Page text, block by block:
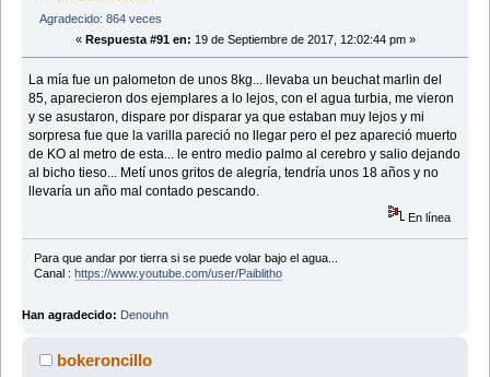
Agradecido: 864 veces
« Respuesta #91 en: 19 de Septiembre de 2017, 12:02:44 pm »
La mía fue un palometon de unos 8kg... llevaba un beuchat marlin del
85, aparecieron dos ejemplares a lo lejos, con el agua turbia, me vieron
y se asustaron, dispare por disparar ya que estaban muy lejos y mi
sorpresa fue que la varilla pareció no llegar pero el pez apareció muerto
de KO al metro de esta... le entro medio palmo al cerebro y salio dejando
al bicho tieso... Metí unos gritos de alegría, tendría unos 18 años y no
llevaría un año mal contado pescando.
En línea
Para que andar por tierra si se puede volar bajo el agua...
Canal : https://www.youtube.com/user/Paiblitho
Han agradecido: Denouhn
bokeroncillo